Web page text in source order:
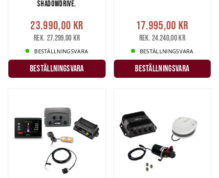
SHADOWDRIVE.
23.990,00 kr
Rek. 27.299,00 kr
BESTÄLLNINGSVARA
Beställningsvara
17.995,00 kr
Rek. 24.240,00 kr
BESTÄLLNINGSVARA
Beställningsvara